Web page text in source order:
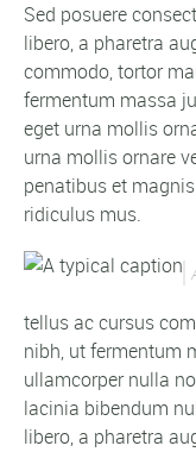
Sed posuere
libero, a pharetra
commodo, tortor
fermentum massa
eget urna mollis
urna mollis ornare
penatibus et
ridiculus mus.
tellus ac cursus
nibh, ut fermentum
ullamcorper nulla
lacinia bibendum
libero, a pharetra